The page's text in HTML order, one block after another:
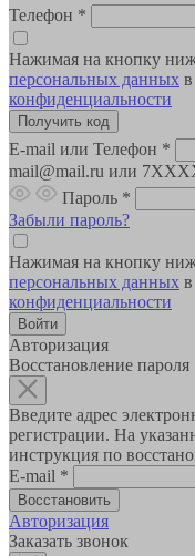
Телефон *
Нажимая на кнопку
персональных данных
конфиденциальности
E-mail или Телефон *
mail@mail.ru или
Пароль *
Забыли пароль?
Нажимая на кнопку
персональных данных
конфиденциальности
Авторизация
Восстановление пароля
Введите адрес
регистрации. На
инструкция по
E-mail *
Авторизация
Заказать звонок